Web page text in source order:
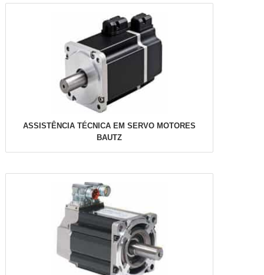
ASSISTÊNCIA TÉCNICA EM SERVO MOTORES
BAUTZ